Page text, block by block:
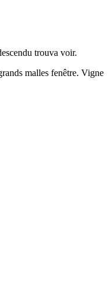
trouva voir.
malles fenêtre. Vigne